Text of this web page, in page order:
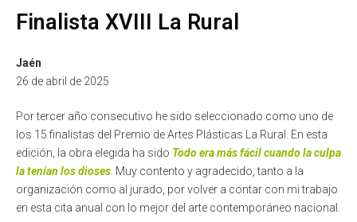
Finalista XVIII La Rural
Jaén
26 de abril de 2025
Por tercer año consecutivo he sido seleccionado como uno de
los 15 finalistas del Premio de Artes Plásticas La Rural. En esta
edición, la obra elegida ha sido Todo era más fácil cuando la culpa
la tenían los dioses . Muy contento y agradecido, tanto a la
organización como al jurado, por volver a contar con mi trabajo
en esta cita anual con lo mejor del arte contemporáneo nacional.